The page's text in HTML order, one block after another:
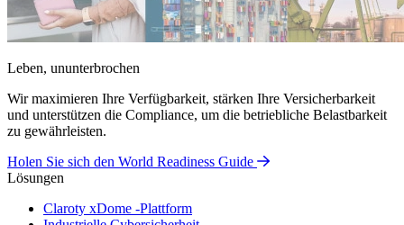
Leben, ununterbrochen
Wir maximieren Ihre Verfügbarkeit, stärken Ihre Versicherbarkeit
und unterstützen die Compliance, um die betriebliche Belastbarkeit
zu gewährleisten.
Holen Sie sich den World Readiness Guide
Lösungen
Claroty xDome -Plattform